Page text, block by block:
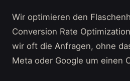
Wir optimieren den
Conversion Rate
wir oft die Anfragen, ohne
Meta oder Google um einen